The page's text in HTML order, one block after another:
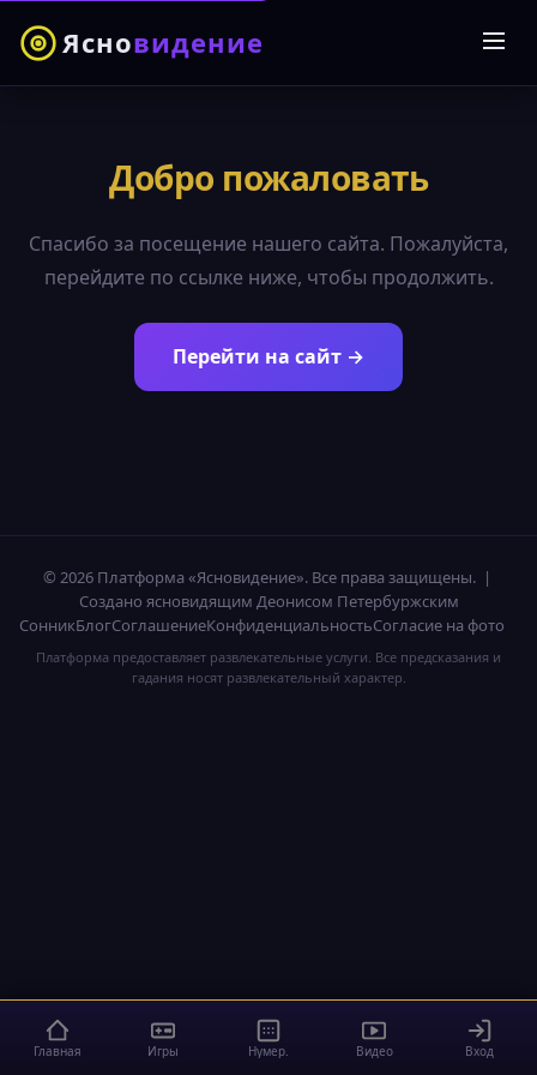
Ясновидение
Добро пожаловать
Спасибо за посещение нашего сайта. Пожалуйста,
перейдите по ссылке ниже, чтобы продолжить.
Перейти на сайт →
© 2026 Платформа «Ясновидение». Все права защищены. |
Создано ясновидящим Деонисом Петербуржским
СонникБлогСоглашениеКонфиденциальностьСогласие на фото
Платформа предоставляет развлекательные услуги. Все предсказания и
гадания носят развлекательный характер.
Главная Игры Нумер. Видео Вход